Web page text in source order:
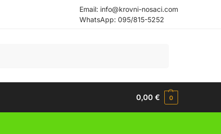
Email: info@krovni-nosaci.com
WhatsApp: 095/815-5252
0,00€ 0